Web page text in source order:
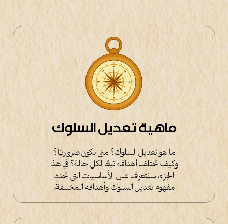
ماهية تعديل السلوك
ما هو تعديل السلوك؟ متى يكون ضروريًا؟
وكيف تختلف أهدافه تبعًا لكل حالة؟ في هذا
الجزء، سنتعرف على الأساسيات التي تحدد
مفهوم تعديل السلوك وأهدافه المختلفة.